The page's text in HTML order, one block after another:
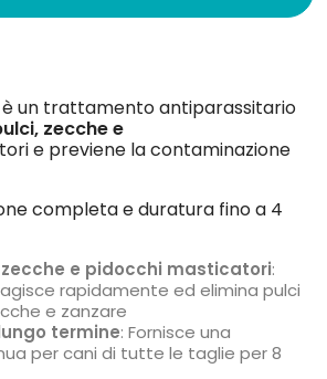
è un trattamento antiparassitario
zecche e
ie previene la contaminazione
completa e duratura fino a 4
zecche e pidocchi masticatori:
rapidamente ed elimina pulci
e zanzare
termine: Fornisce una
per cani di tutte le taglie per 8